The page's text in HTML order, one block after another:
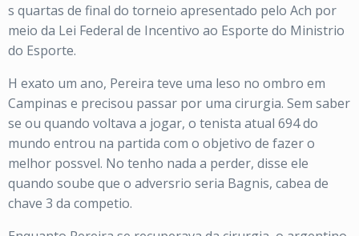
s quartas de final do torneio apresentado pelo Ach por
meio da Lei Federal de Incentivo ao Esporte do Ministrio
do Esporte.
H exato um ano, Pereira teve uma leso no ombro em
Campinas e precisou passar por uma cirurgia. Sem saber
se ou quando voltava a jogar, o tenista atual 694 do
mundo entrou na partida com o objetivo de fazer o
melhor possvel. No tenho nada a perder, disse ele
quando soube que o adversrio seria Bagnis, cabea de
chave 3 da competio.